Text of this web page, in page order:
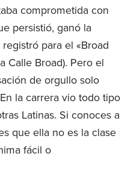
comprometida con
persistió, ganó la
para el «Broad
Calle Broad). Pero el
de orgullo solo
la carrera vio todo tipo
Latinas. Si conoces a
que ella no es la clase
fácil o